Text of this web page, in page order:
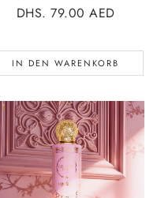
NORMALER
DHS. 79.00 AED
IN DEN WARENKORB